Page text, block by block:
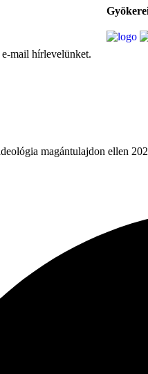
mail hírlevelünket.
magántulajdon ellen